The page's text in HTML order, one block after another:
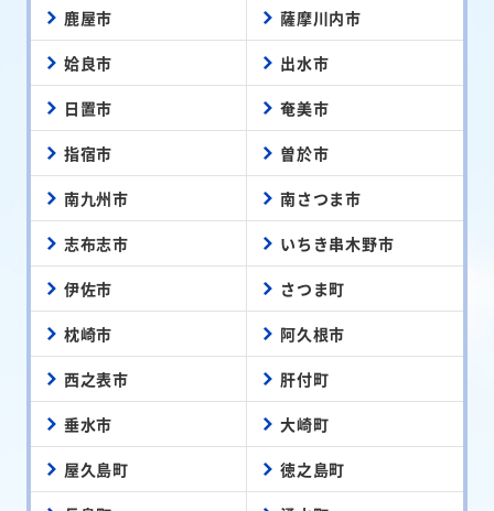
鹿屋市 薩摩川内市
姶良市 出水市
日置市 奄美市
指宿市 曽於市
南九州市 南さつま市
志布志市 いちき串木野市
伊佐市 さつま町
枕崎市 阿久根市
西之表市 肝付町
垂水市 大崎町
屋久島町 徳之島町